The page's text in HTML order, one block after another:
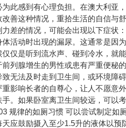
为此感到有心理负担。在澳大利亚
改善这种情况，重拾生活的自信与
力差的情况，可能会出现以下症状
体活动时出现的漏尿。这通常是因
仅仅是听到流水声、碰到冷水，就
前列腺增生的男性或患有严重便秘
致无法及时走到卫生间，或环境障
重影响长者的自尊心，让人不愿意
手。如果卧室离卫生间较远，可以
规律的如厕习惯 可以尝试制定如
天应鼓励摄入至少1.5升的液体以